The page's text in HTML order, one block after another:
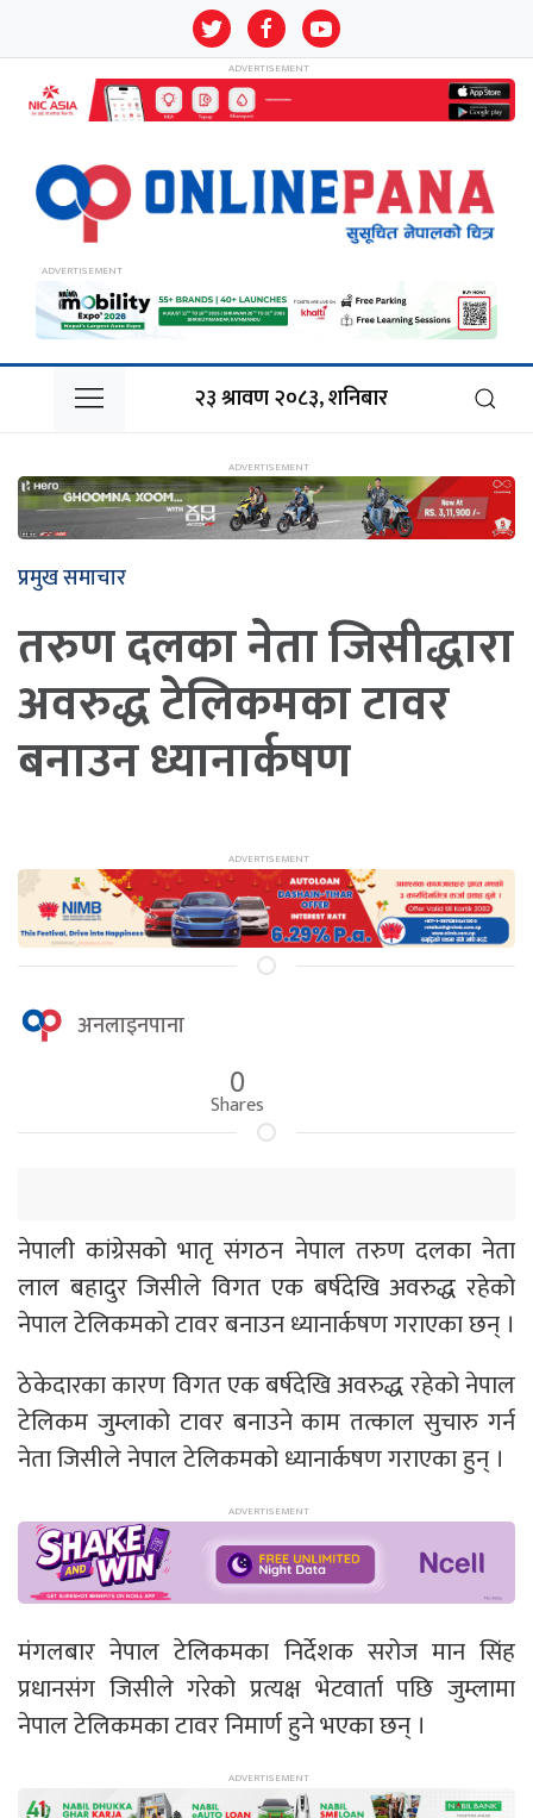
२३ श्रावण २०८३, शनिबार
प्रमुख समाचार
तरुण दलका नेता जिसीद्धारा
अवरुद्ध टेलिकमका टावर
बनाउन ध्यानार्कषण
अनलाइनपाना
0
Shares
नेपाली कांग्रेसको भातृ संगठन नेपाल तरुण दलका नेता
लाल बहादुर जिसीले विगत एक बर्षदेखि अवरुद्ध रहेको
नेपाल टेलिकमको टावर बनाउन ध्यानार्कषण गराएका छन् ।
ठेकेदारका कारण विगत एक बर्षदेखि अवरुद्ध रहेको नेपाल
टेलिकम जुम्लाको टावर बनाउने काम तत्काल सुचारु गर्न
नेता जिसीले नेपाल टेलिकमको ध्यानार्कषण गराएका हुन् ।
मंगलबार नेपाल टेलिकमका निर्देशक सरोज मान सिंह
प्रधानसंग जिसीले गरेको प्रत्यक्ष भेटवार्ता पछि जुम्लामा
नेपाल टेलिकमका टावर निमार्ण हुने भएका छन् ।